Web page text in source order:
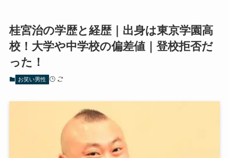
桂宮治の学歴と経歴｜出身は東京学園高
校！大学や中学校の偏差値｜登校拒否だ
った！
お笑い男性